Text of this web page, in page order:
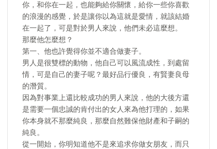
你，和你在一起，也能夠給你關懷，給你一些你喜歡
的浪漫的感覺，於是讓你以為這就是愛情，就該結婚
在一起了，可是對於男人來說，他們未必這麼想。
那麼他怎麼想？
第一、他也許覺得你並不適合做妻子。
男人是很雙標的動物，他自己可以風流成性，到處留
情，可是自己的妻子呢？最好品行優良，有賢妻良母
的潛質。
因為對事業上還比較成功的男人來說，他的大後方還
是需要一個忠誠的肯付出的女人來為他打理的，如果
你本身就不那麼純良，那麼自然難保他財產和子嗣的
純良。
從一開始，你明知道他不是來追求你做女朋友，而只